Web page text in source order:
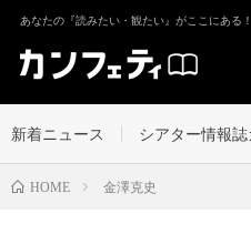
あなたの『読みたい・観たい』がここにある！
新着ニュース シアター情報
HOME 金澤克史